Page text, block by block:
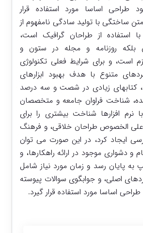
طراحی اساسا مورد استفاده قرار
ساختگی با تولید سادگی نامفهوم از
از طراحان گرافیک است،
بلکه روزنامه و مجله در ستون و
است، و برای شرایط فعلی تکنولوژی
متنوع با هدف بهبود ابزارهای
کتابهای زیادی در شصت و سه درصد
شناخت فراوان جامعه و متخصصان
نرم افزارها شناخت بیشتری را برای
علی الخصوص طراحان خلاقی، و فرهنگ
ایجاد کرد، در این صورت می توان
و دشواری موجود در ارائه راهکارها، و
پایان رسد و زمان مورد نیاز شامل
اصلی، و جوابگوی سوالات پیوسته
اساسا مورد استفاده قرار گیرد.